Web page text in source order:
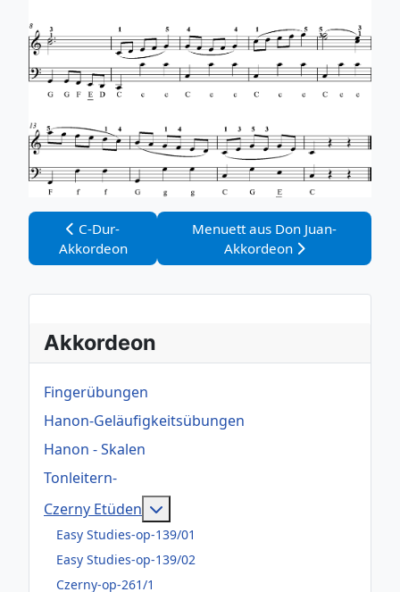
Vorheriger Beitrag: C-Dur-Akkordeon
C-Dur-
Akkordeon
Nächster Beitrag: Menuett aus
Menuett aus Don Juan-
Akkordeon
Akkordeon
Fingerübungen
Hanon-Geläufigkeitsübungen
Hanon - Skalen
Tonleitern-
Czerny Etüden
Easy Studies-op-139/01
Easy Studies-op-139/02
Czerny-op-261/1